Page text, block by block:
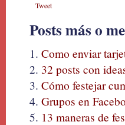
Tweet
Posts más o
Como enviar
32 posts con
Cómo festejar
Grupos en
13 maneras de